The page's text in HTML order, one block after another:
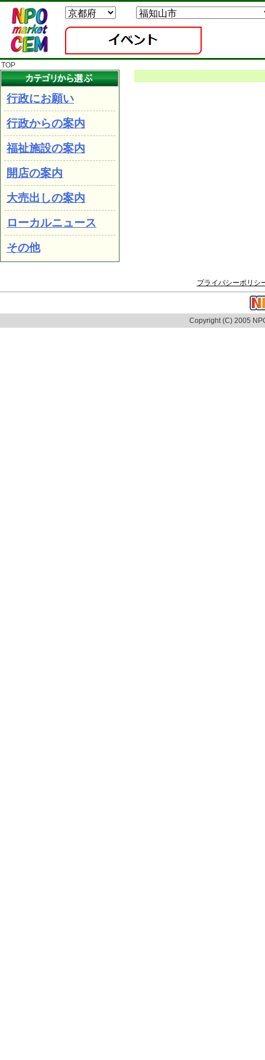
TOP
行政にお願い
行政からの案内
福祉施設の案内
開店の案内
大売出しの案内
ローカルニュース
その他
プライバシーポリシ
Copyright (C) 2005